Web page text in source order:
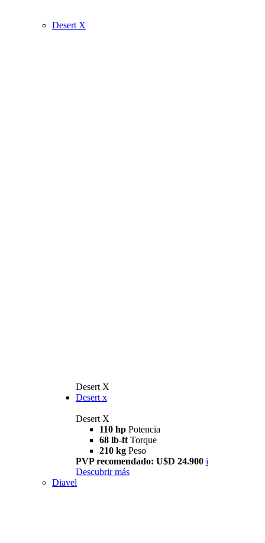
Desert X
Desert X
Desert x
Desert X
110 hp Potencia
68 lb-ft Torque
210 kg Peso
PVP recomendado: U$D 24.900 i
Descubrir más
Diavel